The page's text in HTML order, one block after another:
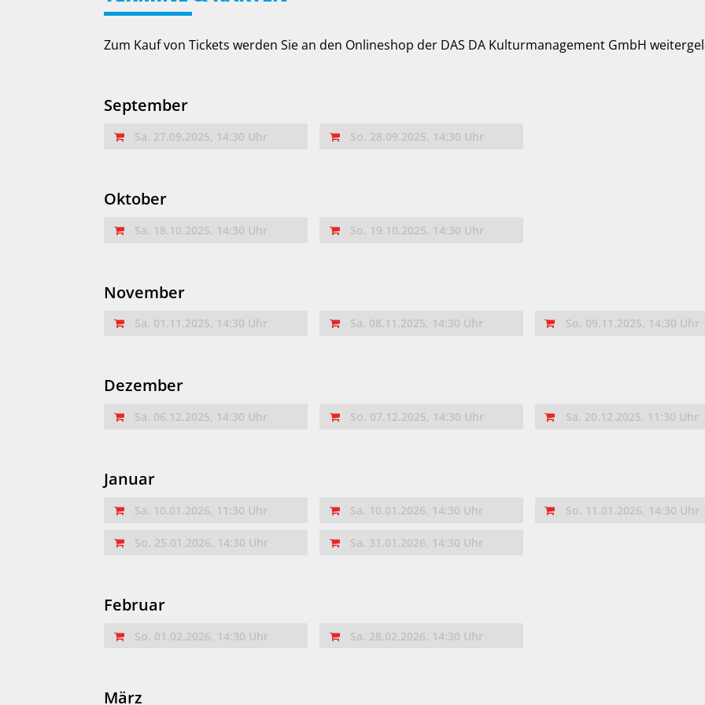
Zum Kauf von Tickets werden Sie an den Onlineshop der DAS DA Kulturmanagement GmbH
September
Sa. 27.09.2025, 14:30 Uhr So. 28.09.2025, 14:30 Uhr
Oktober
Sa. 18.10.2025, 14:30 Uhr So. 19.10.2025, 14:30 Uhr
November
Sa. 01.11.2025, 14:30 Uhr Sa. 08.11.2025, 14:30 Uhr So. 09.11.2025, 14:30 Uhr
Dezember
Sa. 06.12.2025, 14:30 Uhr So. 07.12.2025, 14:30 Uhr Sa. 20.12.2025, 11:30 Uhr
Januar
Sa. 10.01.2026, 11:30 Uhr Sa. 10.01.2026, 14:30 Uhr So. 11.01.2026, 14:30 Uhr
So. 25.01.2026, 14:30 Uhr Sa. 31.01.2026, 14:30 Uhr
Februar
So. 01.02.2026, 14:30 Uhr Sa. 28.02.2026, 14:30 Uhr
März